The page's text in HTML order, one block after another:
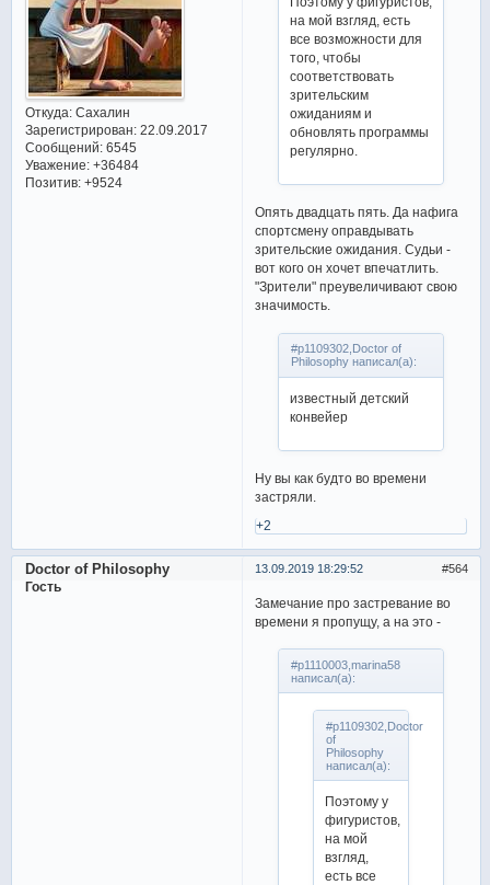
Откуда:Сахалин
Зарегистрирован: 22.09.2017
Сообщений:6545
Уважение: +36484
Позитив: +9524
на мой взгляд, есть
все возможности для
того, чтобы
соответствовать
зрительским
ожиданиям и
обновлять программы
регулярно.
Опять двадцать пять. Да нафига
спортсмену оправдывать
зрительские ожидания. Судьи -
вот кого он хочет впечатлить.
"Зрители" преувеличивают свою
значимость.
#p1109302,Doctor of
Philosophy написал(а):
известный детский
конвейер
Ну вы как будто во времени
застряли.
+2
564
13.09.2019 18:29:52
Doctor of Philosophy
Гость
Замечание про застревание во
времени я пропущу, а на это -
#p1110003,marina58
написал(а):
#p1109302,Doctor
of
Philosophy
написал(а):
Поэтому у
фигуристов,
на мой
взгляд,
есть все